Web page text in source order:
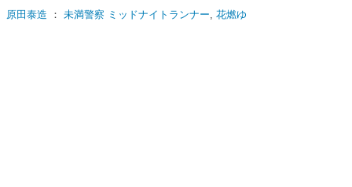
原田泰造 ： 未満警察 ミッドナイトランナー, 花燃ゆ